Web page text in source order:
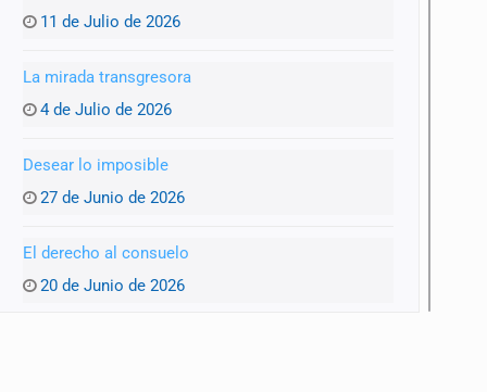
11 de Julio de 2026
La mirada transgresora
4 de Julio de 2026
Desear lo imposible
27 de Junio de 2026
El derecho al consuelo
20 de Junio de 2026